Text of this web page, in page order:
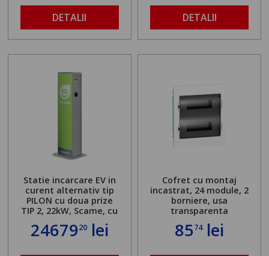
DETALII DETALII
Statie incarcare EV in
curent alternativ tip
PILON cu doua prize
TIP 2, 22kW, Scame, cu
server local
2467920lei
Cofret cu montaj
incastrat, 24 module, 2
borniere, usa
transparenta
8574lei